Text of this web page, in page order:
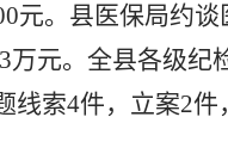
元。县医保局约谈
万元。全县各级纪
线索4件，立案2件